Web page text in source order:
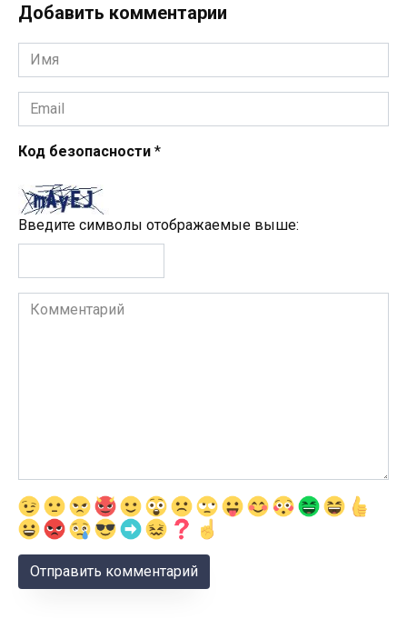
Добавить комментарии
Имя
*
Email
*
Код безопасности *
Введите символы отображаемые выше:
Комментарий